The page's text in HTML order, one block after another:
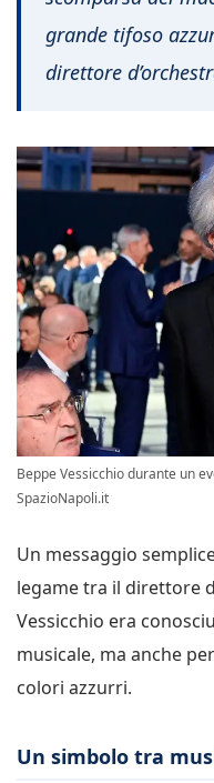
grande tifoso
direttore
Beppe Vessicchio durante un
SpazioNapoli.it
Un messaggio
legame tra il direttore
Vessicchio era
musicale, ma anche
colori azzurri.
Un simbolo tra